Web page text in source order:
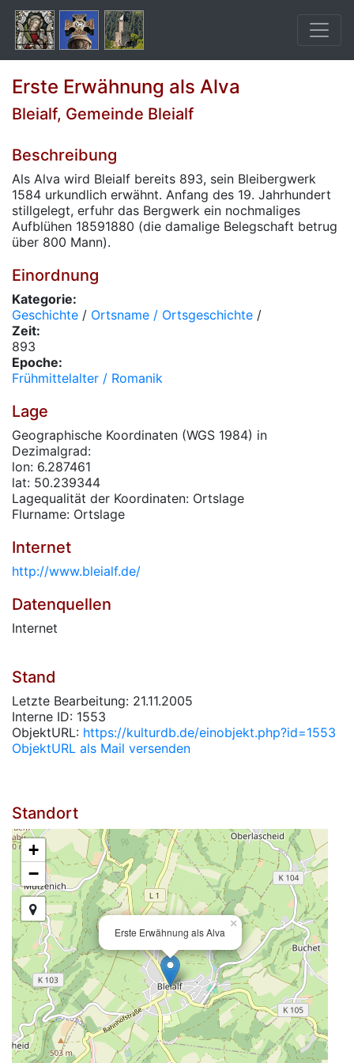
Erste Erwähnung als Alva
Bleialf, Gemeinde Bleialf
Beschreibung
Als Alva wird Bleialf bereits 893, sein Bleibergwerk
1584 urkundlich erwähnt. Anfang des 19. Jahrhundert
stillgelegt, erfuhr das Bergwerk ein nochmaliges
Aufblühen 1859­1880 (die damalige Belegschaft betrug
über 800 Mann).
Einordnung
Kategorie:
Geschichte / Ortsname / Ortsgeschichte /
Zeit:
893
Epoche:
Frühmittelalter / Romanik
Lage
Geographische Koordinaten (WGS 1984) in
Dezimalgrad:
lon: 6.287461
lat: 50.239344
Lagequalität der Koordinaten: Ortslage
Flurname: Ortslage
Internet
http://www.bleialf.de/
Datenquellen
Internet
Stand
Letzte Bearbeitung: 21.11.2005
Interne ID: 1553
ObjektURL: https://kulturdb.de/einobjekt.php?id=1553
ObjektURL als Mail versenden
Standort
Erste Erwähnung als Alva
×
+
−